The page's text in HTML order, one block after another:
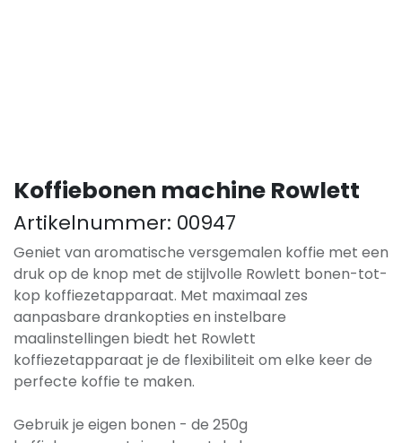
Koffiebonen machine Rowlett
Artikelnummer: 00947
Geniet van aromatische versgemalen koffie met een
druk op de knop met de stijlvolle Rowlett bonen-tot-
kop koffiezetapparaat. Met maximaal zes
aanpasbare drankopties en instelbare
maalinstellingen biedt het Rowlett
koffiezetapparaat je de flexibiliteit om elke keer de
perfecte koffie te maken.
Gebruik je eigen bonen - de 250g